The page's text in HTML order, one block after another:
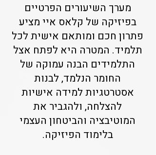
מערך השיעורים הפרטיים
בפיזיקה של קלאס איי מציע
פתרון חכם ומותאם אישית לכל
תלמיד. המטרה היא לפתח אצל
התלמידים הבנה עמוקה של
החומר הנלמד, לבנות
אסטרטגיות למידה אישיות
להצלחה, ולהגביר את
המוטיבציה והביטחון העצמי
בלימוד הפיזיקה.